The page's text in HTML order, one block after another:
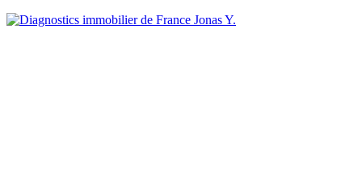
Jonas Y.